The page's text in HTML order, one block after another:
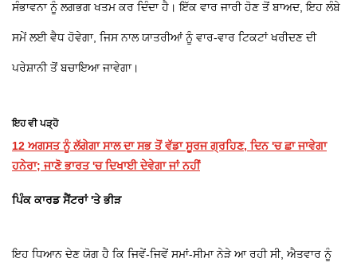
ਸੰਭਾਵਨਾ ਨੂੰ ਲਗਭਗ ਖਤਮ ਕਰ ਦਿੰਦਾ ਹੈ। ਇੱਕ ਵਾਰ ਜਾਰੀ ਹੋਣ ਤੋਂ ਬਾਅਦ, ਇਹ ਲੰਬੇ
ਸਮੇਂ ਲਈ ਵੈਧ ਹੋਵੇਗਾ, ਜਿਸ ਨਾਲ ਯਾਤਰੀਆਂ ਨੂੰ ਵਾਰ-ਵਾਰ ਟਿਕਟਾਂ ਖਰੀਦਣ ਦੀ
ਪਰੇਸ਼ਾਨੀ ਤੋਂ ਬਚਾਇਆ ਜਾਵੇਗਾ।
ਇਹ ਵੀ ਪੜ੍ਹੋ
12 ਅਗਸਤ ਨੂੰ ਲੱਗੇਗਾ ਸਾਲ ਦਾ ਸਭ ਤੋਂ ਵੱਡਾ ਸੂਰਜ ਗ੍ਰਹਿਣ, ਦਿਨ 'ਚ ਛਾ ਜਾਵੇਗਾ
ਹਨੇਰਾ; ਜਾਣੋ ਭਾਰਤ 'ਚ ਦਿਖਾਈ ਦੇਵੇਗਾ ਜਾਂ ਨਹੀਂ
ਪਿੰਕ ਕਾਰਡ ਸੈਂਟਰਾਂ 'ਤੇ ਭੀੜ
ਇਹ ਧਿਆਨ ਦੇਣ ਯੋਗ ਹੈ ਕਿ ਜਿਵੇਂ-ਜਿਵੇਂ ਸਮਾਂ-ਸੀਮਾ ਨੇੜੇ ਆ ਰਹੀ ਸੀ, ਐਤਵਾਰ ਨੂੰ